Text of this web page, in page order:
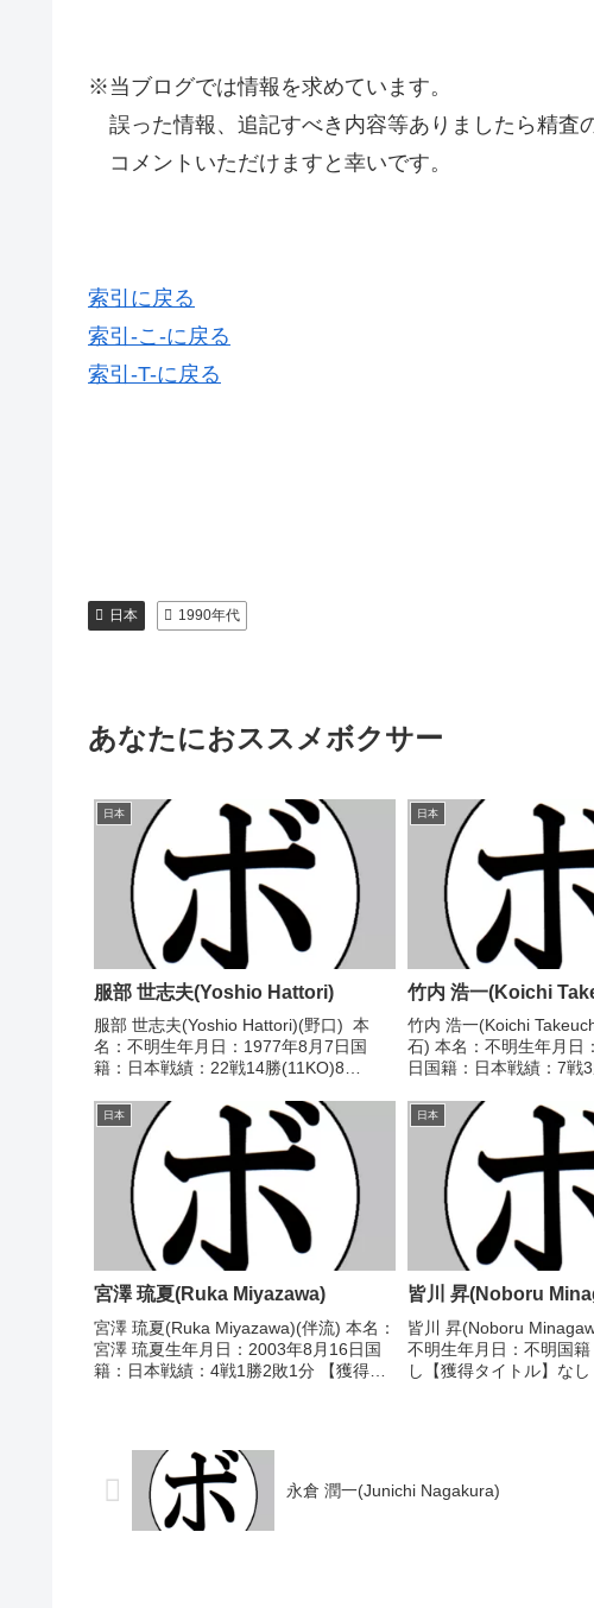
※当ブログでは情報を求めています。
誤った情報、追記すべき内容等ありましたら精査
コメントいただけますと幸いです。
索引に戻る
索引-こ-に戻る
索引-T-に戻る
日本 1990年代
あなたにおススメボクサー
日本
服部 世志夫(Yoshio Hattori)
服部 世志夫(Yoshio Hattori)(野口) 本
名：不明生年月日：1977年8月7日国
籍：日本戦績：22戦14勝(11KO)8
ェザー級新人王 【戦歴】1995/06/19
○3RTKO ...
日本
竹内 浩一(Koichi
竹内 浩一(Koichi
石) 本名：不明生年月日
日国籍：日本戦績：7戦
1989/02/11 ●4RKO 岡
上)1989/...
日本
宮澤 琉夏(Ruka Miyazawa)
宮澤 琉夏(Ruka Miyazawa)(伴流) 本名：
宮澤 琉夏生年月日：2003年8月16日国
籍：日本戦績：4戦1勝2敗1分 【獲得タ
日本
皆川 昇(Noboru
皆川 昇(Noboru
不明生年月日：不明国
し【獲得タイトル】な
永倉 潤一(Junichi Nagakura)